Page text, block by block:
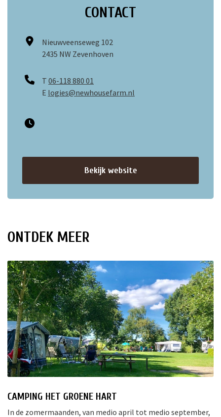
CONTACT
Nieuwveenseweg 102
2435 NW Zevenhoven
T 06-118 880 01
E logies@newhousefarm.nl
Bekijk website
ONTDEK MEER
CAMPING HET GROENE HART
In de zomermaanden, van medio april tot medio september,